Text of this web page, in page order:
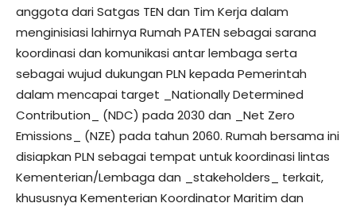
anggota dari Satgas TEN dan Tim Kerja dalam
menginisiasi lahirnya Rumah PATEN sebagai sarana
koordinasi dan komunikasi antar lembaga serta
sebagai wujud dukungan PLN kepada Pemerintah
dalam mencapai target _Nationally Determined
Contribution_ (NDC) pada 2030 dan _Net Zero
Emissions_ (NZE) pada tahun 2060. Rumah bersama ini
disiapkan PLN sebagai tempat untuk koordinasi lintas
Kementerian/Lembaga dan _stakeholders_ terkait,
khususnya Kementerian Koordinator Maritim dan